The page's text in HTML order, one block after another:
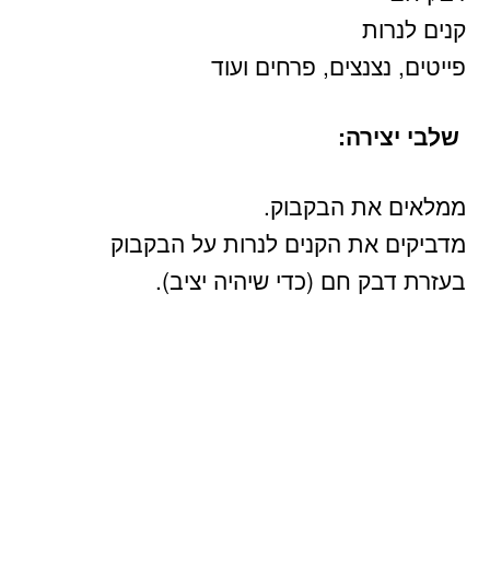
קנים לנרות
פייטים, נצנצים, פרחים ועוד
שלבי יצירה:
ממלאים את הבקבוק.
מדביקים את הקנים לנרות על הבקבוק
בעזרת דבק חם (כדי שיהיה יציב).